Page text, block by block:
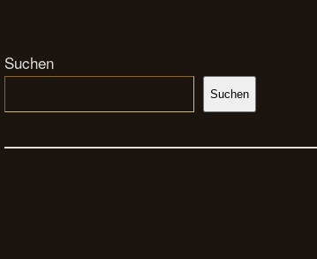
Suchen
Suchen